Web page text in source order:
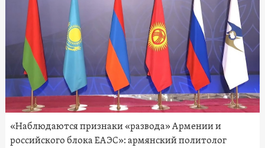
«Наблюдаются признаки «развода» Армении и
российского блока ЕАЭС»: армянский политолог